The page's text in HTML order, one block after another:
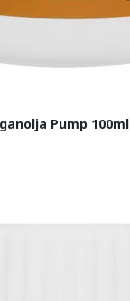
Pump 100ml